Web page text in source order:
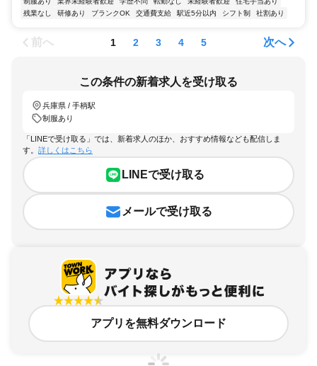
残業なし
研修あり ブランクOK 交通費支給 駅近5分以内 シフト制 社割あり
前へ 1 2 3 4 5 次へ
この条件の新着求人を受け取る
兵庫県 / 手柄駅
制服あり
「LINEで受け取る」では、新着求人のほか、おすすめ情報なども配信しま
す。 詳しくはこちら
LINEで受け取る
メールで受け取る
アプリを無料ダウンロード